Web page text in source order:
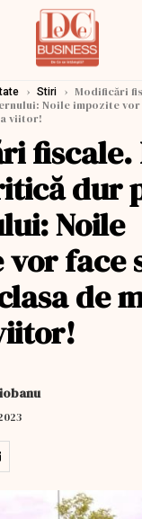
› Stiri › Modificări
Noile impozite vor
viitor!
fiscale.
dur
Noile
face
de